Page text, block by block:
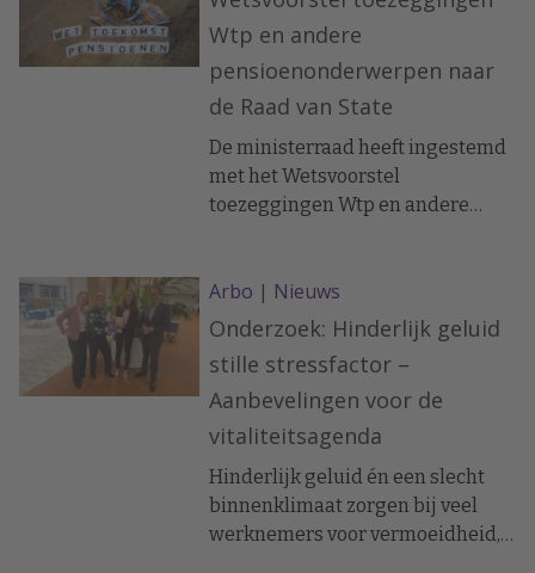
Wtp en andere
pensioenonderwerpen naar
de Raad van State
De ministerraad heeft ingestemd
met het Wetsvoorstel
toezeggingen Wtp en andere
voorgelegd aan de Raad van State.
Het wetsvoorstel wijzigt onder
andere enkele zaken in de
Pensioenwet op het gebied van
het nabestaandenpensioen en
pensioenopbouw bij
Arbo | Nieuws
Onderzoek: Hinderlijk geluid
stille stressfactor –
Aanbevelingen voor de
vitaliteitsagenda
Hinderlijk geluid én een slecht
binnenklimaat zorgen bij veel
werknemers voor vermoeidheid,